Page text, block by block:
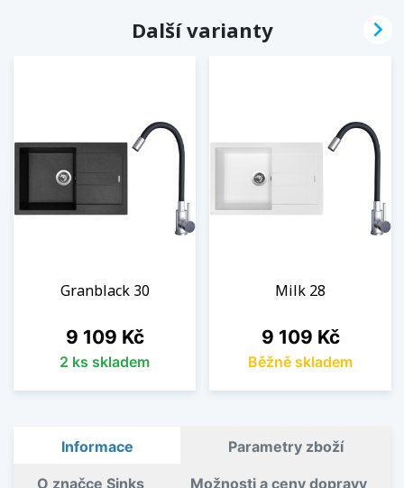
Další varianty
Granblack 30
Cena
9 109 Kč
2 ks skladem
Milk 28
Cena
9 109 Kč
Běžně skladem

Informace Parametry zboží
O značce Sinks Možnosti a ceny dopravy